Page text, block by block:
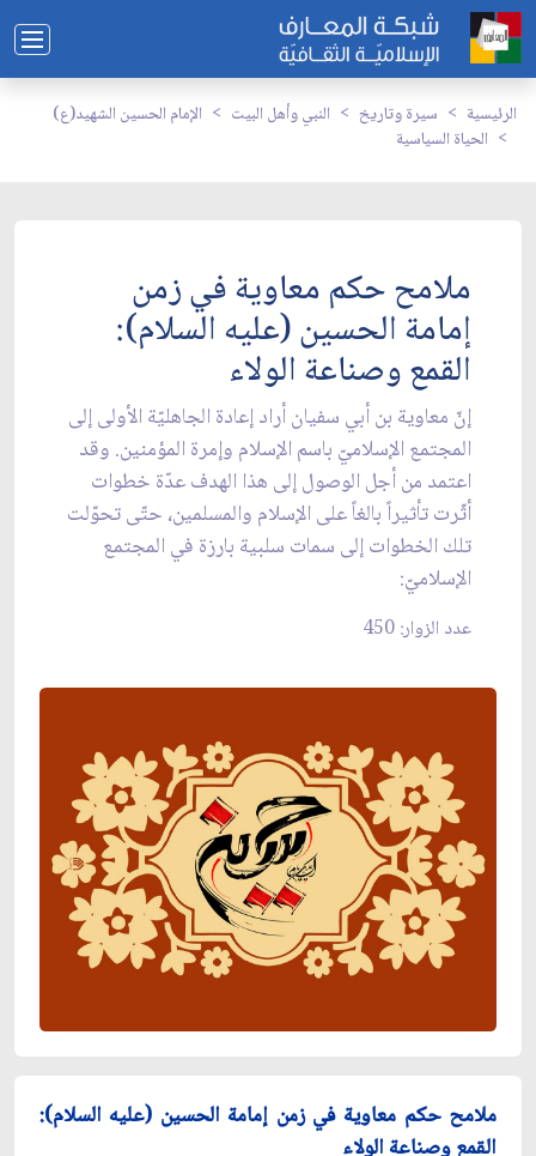
الرئيسية سيرة وتاريخ النبي وأهل البيت
الإمام الحسين الشهيد(ع)
الحياة السياسية
ملامح حكم معاوية في زمن
إمامة الحسين (عليه السلام):
القمع وصناعة الولاء
إنّ معاوية بن أبي سفيان أراد إعادة الجاهليّة الأولى إلى
المجتمع الإسلاميّ باسم الإسلام وإمرة المؤمنين. وقد
اعتمد من أجل الوصول إلى هذا الهدف عدّة خطوات
أثّرت تأثيراً بالغاً على الإسلام والمسلمين، حتّى تحوّلت
تلك الخطوات إلى سمات سلبية بارزة في المجتمع
الإسلاميّ:
عدد الزوار: 450
ملامح حكم معاوية في زمن إمامة الحسين (عليه السلام):
القمع وصناعة الولاء